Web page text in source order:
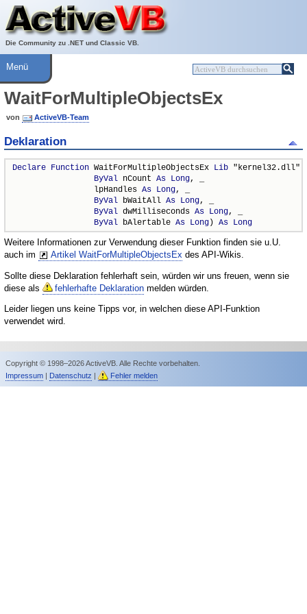
Die Community zu .NET und Classic VB.
Über ActiveVB
Hilfe
Menü
WaitForMultipleObjectsEx
von ActiveVB-Team
Deklaration
Declare Function WaitForMultipleObjectsEx Lib "kernel32.dll"
ByVal nCount As Long, _
                 lpHandles
As Long, _
ByVal bWaitAll As Long, _
ByVal dwMilliseconds As Long, _
ByVal bAlertable As Long) As Long
Weitere Informationen zur Verwendung dieser Funktion finden sie u.U.
auch im
Artikel WaitForMultipleObjectsEx des API-Wikis.
Sollte diese Deklaration fehlerhaft sein, würden wir uns freuen, wenn sie
diese als
fehlerhafte Deklaration melden würden.
Leider liegen uns keine Tipps vor, in welchen diese API-Funktion
verwendet wird.
Copyright © 1998–2026 ActiveVB. Alle Rechte vorbehalten.
Impressum| Datenschutz | Fehler melden